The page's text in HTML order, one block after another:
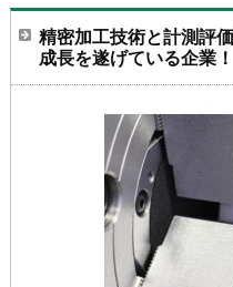
精密加工技術と計測評
成長を遂げている企業！